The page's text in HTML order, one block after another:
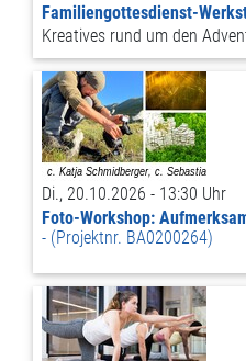
Familiengottesdienst-
Kreatives rund um den
Di., 20.10.2026 - 13:30 Uhr
Foto-Workshop:
(Projektnr. BA0200264)